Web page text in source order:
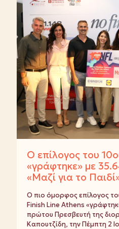
Ο επίλογος του
«γράφτηκε» με
«Μαζί για το
Ο πιο όμορφος επίλογος
Finish Line Athens
πρώτου Πρεσβευτή της
Καπουτζίδη, την Πέμπτη 2